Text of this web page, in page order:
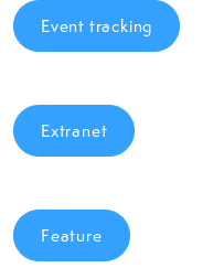
Event tracking
Extranet
Feature